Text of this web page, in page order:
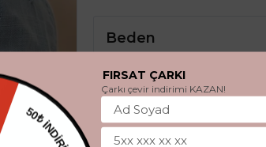
Beden
Standart
FIRSAT ÇARKI
Çarkı çevir indirimi KAZAN!